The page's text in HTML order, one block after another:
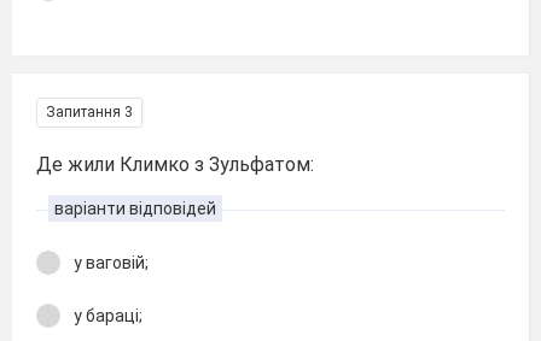
Запитання 3
Де жили Климко з Зульфатом:
варіанти відповідей
у ваговій;
у бараці;